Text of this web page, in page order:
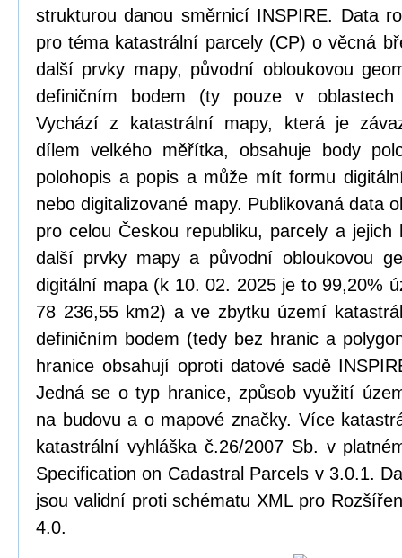
strukturou danou směrnicí INSPIRE. Data
pro téma katastrální parcely (CP) o věcná
další prvky mapy, původní obloukovou
definičním bodem (ty pouze v
Vychází z katastrální mapy, která je
dílem velkého měřítka, obsahuje body
polohopis a popis a může mít formu
nebo digitalizované mapy. Publikovaná data
pro celou Českou republiku, parcely a jejich
další prvky mapy a původní obloukovou
digitální mapa (k 10. 02. 2025 je to 99,20%
78 236,55 km2) a ve zbytku území
definičním bodem (tedy bez hranic a
hranice obsahují oproti datové sadě
Jedná se o typ hranice, způsob využití
na budovu a o mapové značky. Více
katastrální vyhláška č.26/2007 Sb. v
Specification on Cadastral Parcels v 3.0.1.
jsou validní proti schématu XML pro
4.0.